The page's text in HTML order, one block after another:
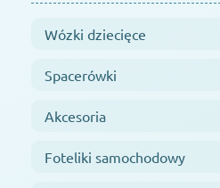
Wózki dziecięce
Spacerówki
Akcesoria
Foteliki samochodowy